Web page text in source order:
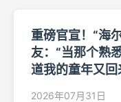
重磅官宣！“海
友：“当那个熟
道我的童年又
2026年07月31日